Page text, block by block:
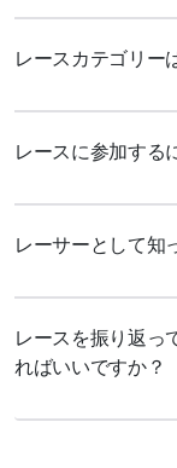
Zwiftではさまざ
て、コースの距
ステージを争う1
合わせて参加し
のZwifterとレー
Seriesのエント
アについてはこち
レースカテゴリー
Zwiftレーススコ
には、5つのカ
リーはレースス
350〜520
180〜350
レースに参加する
Zwiftでレースを
Zwiftアカウント
意することをお
扇風機: 扇風機全
レーサーとして知
Ride On:ゲーム
を送ったり、挨
PowerUp:スター
ースター。もら
レースを振り返っ
ればいいですか？
Zwift.comのレ